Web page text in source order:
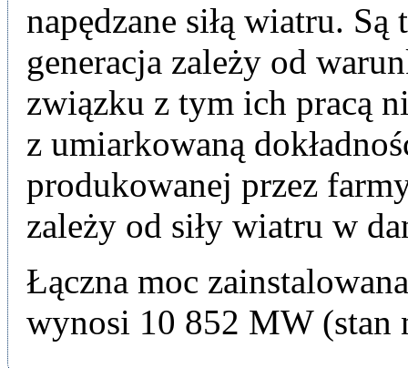
napędzane siłą wiatru.
generacja zależy od
związku z tym ich pracą
z umiarkowaną
produkowanej przez
zależy od siły wiatru w
Łączna moc
wynosi 10 852 MW (stan